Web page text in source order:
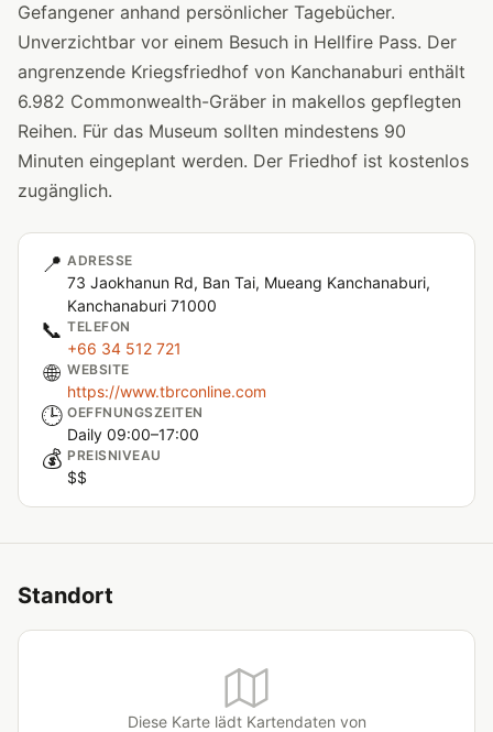
Gefangener anhand persönlicher Tagebücher.
Unverzichtbar vor einem Besuch in Hellfire Pass. Der
angrenzende Kriegsfriedhof von Kanchanaburi enthält
6.982 Commonwealth-Gräber in makellos gepflegten
Reihen. Für das Museum sollten mindestens 90
Minuten eingeplant werden. Der Friedhof ist kostenlos
zugänglich.
📍 ADRESSE
73 Jaokhanun Rd, Ban Tai, Mueang Kanchanaburi,
Kanchanaburi 71000
📞 TELEFON
+66 34 512 721
🌐 WEBSITE
https://www.tbrconline.com
🕒 OEFFNUNGSZEITEN
Daily 09:00–17:00
💰 PREISNIVEAU
$$
Standort
Diese Karte lädt Kartendaten von